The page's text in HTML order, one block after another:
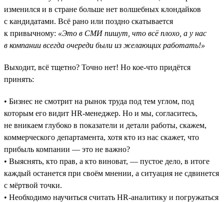
изменился и в стране больше нет волшебных клондайков
с кандидатами. Всё рано или поздно скатывается
к привычному: «Это в СМИ пишут, что всё плохо, а у нас
в компании всегда очереди были из желающих работать!»
Выходит, всё тщетно? Точно нет! Но кое-что придётся
принять:
• Бизнес не смотрит на рынок труда под тем углом, под
которым его видит HR-менеджер. Но и мы, согласитесь,
не вникаем глубоко в показатели и детали работы, скажем,
коммерческого департамента, хотя кто из нас скажет, что
прибыль компании — это не важно?
• Выяснять, кто прав, а кто виноват, — пустое дело, в итоге
каждый останется при своём мнении, а ситуация не сдвинется
с мёртвой точки.
• Необходимо научиться считать HR-аналитику и погружаться